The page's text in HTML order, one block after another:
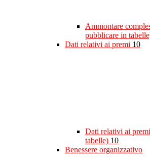
Ammontare
pubblicare in
Dati relativi ai premi 10
Dati relativi ai
tabelle) 10
Benessere organizzativo